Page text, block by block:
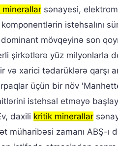
minerallar sənayesi,
istehsalını
mövqeyinə son
şirkətlərə yüz milyonlarla
və xarici tədarüklərə qarşı
üçün bir növ
istehsal etməyə
daxili kritik minerallar
müharibəsi zamanı ABŞ-ı